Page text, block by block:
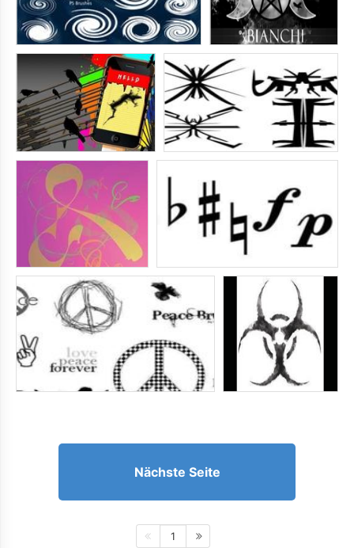
Nächste Seite
1